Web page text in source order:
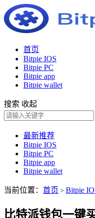
首页
Bitpie IOS
Bitpie PC
Bitpie app
Bitpie wallet
搜索 收起
最新推荐
Bitpie IOS
Bitpie PC
Bitpie app
Bitpie wallet
当前位置： 首页 > Bitpie
比特派钱包一键